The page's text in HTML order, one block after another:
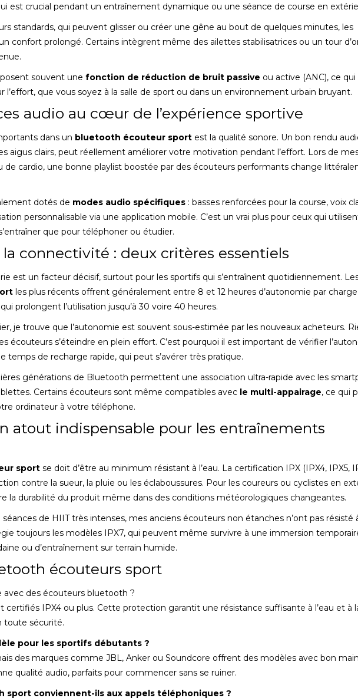
est crucial pendant un entraînement dynamique ou une séance de course en
standards, qui peuvent glisser ou créer une gêne au bout de quelques minutes, les
confort prolongé. Certains intègrent même des ailettes stabilisatrices ou un tour
souvent une fonction de réduction de bruit passive ou active (ANC), ce
l’effort, que vous soyez à la salle de sport ou dans un environnement urbain bruyant.
audio au cœur de l’expérience sportive
dans un bluetooth écouteur sport est la qualité sonore. Un bon rendu
aigus clairs, peut réellement améliorer votre motivation pendant l’effort. Lors de
de cardio, une bonne playlist boostée par des écouteurs performants change
dotés de modes audio spécifiques : basses renforcées pour la course, voix
personnalisable via une application mobile. C’est un vrai plus pour ceux qui
que pour téléphoner ou étudier.
la connectivité : deux critères essentiels
est un facteur décisif, surtout pour les sportifs qui s’entraînent quotidiennement.
les plus récents offrent généralement entre 8 et 12 heures d’autonomie par
prolongent l’utilisation jusqu’à 30 voire 40 heures.
je trouve que l’autonomie est souvent sous-estimée par les nouveaux acheteurs.
écouteurs s’éteindre en plein effort. C’est pourquoi il est important de vérifier
temps de recharge rapide, qui peut s’avérer très pratique.
générations de Bluetooth permettent une association ultra-rapide avec les
Certains écouteurs sont même compatibles avec le multi-appairage, ce qui
ordinateur à votre téléphone.
atout indispensable pour les entraînements
sport se doit d’être au minimum résistant à l’eau. La certification IPX (IPX4, IPX5,
contre la sueur, la pluie ou les éclaboussures. Pour les coureurs ou cyclistes en
la durabilité du produit même dans des conditions météorologiques changeantes.
de HIIT très intenses, mes anciens écouteurs non étanches n’ont pas résisté
toujours les modèles IPX7, qui peuvent même survivre à une immersion
ou d’entraînement sur terrain humide.
écouteurs sport
avec des écouteurs bluetooth ?
certifiés IPX4 ou plus. Cette protection garantit une résistance suffisante à l’eau et à
toute sécurité.
pour les sportifs débutants ?
des marques comme JBL, Anker ou Soundcore offrent des modèles avec bon
qualité audio, parfaits pour commencer sans se ruiner.
sport conviennent-ils aux appels téléphoniques ?